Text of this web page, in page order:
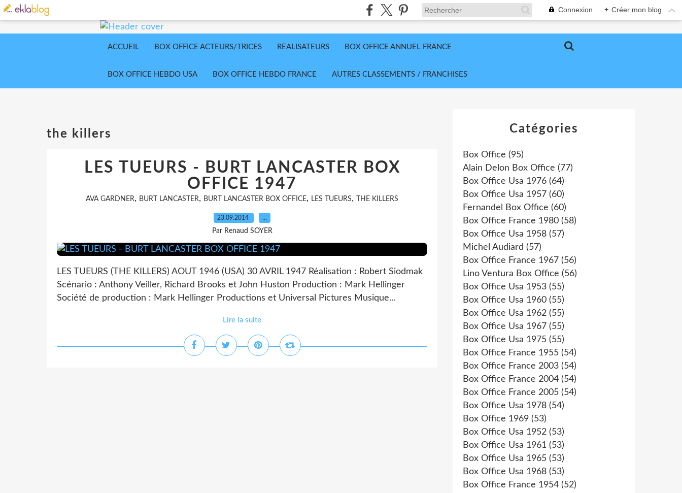
Connexion + Créer mon blog
ACCUEIL BOX OFFICE ACTEURS/TRICES REALISATEURS BOX OFFICE ANNUEL FRANCE
BOX OFFICE HEBDO USA BOX OFFICE HEBDO FRANCE AUTRES CLASSEMENTS / FRANCHISES
the killers
LES TUEURS - BURT LANCASTER BOX
OFFICE 1947
AVA GARDNER, BURT LANCASTER, BURT LANCASTER BOX OFFICE, LES TUEURS, THE KILLERS
23.09.2014 …
Par Renaud SOYER
LES TUEURS (THE KILLERS) AOUT 1946 (USA) 30 AVRIL 1947 Réalisation : Robert Siodmak
Scénario : Anthony Veiller, Richard Brooks et John Huston Production : Mark Hellinger
Société de production : Mark Hellinger Productions et Universal Pictures Musique...
Lire la suite
Catégories
Box Office (95)
Alain Delon Box Office (77)
Box Office Usa 1976 (64)
Box Office Usa 1957 (60)
Fernandel Box Office (60)
Box Office France 1980 (58)
Box Office Usa 1958 (57)
Michel Audiard (57)
Box Office France 1967 (56)
Lino Ventura Box Office (56)
Box Office Usa 1953 (55)
Box Office Usa 1960 (55)
Box Office Usa 1962 (55)
Box Office Usa 1967 (55)
Box Office Usa 1975 (55)
Box Office France 1955 (54)
Box Office France 2003 (54)
Box Office France 2004 (54)
Box Office France 2005 (54)
Box Office Usa 1978 (54)
Box Office 1969 (53)
Box Office Usa 1952 (53)
Box Office Usa 1961 (53)
Box Office Usa 1965 (53)
Box Office Usa 1968 (53)
Box Office France 1954 (52)